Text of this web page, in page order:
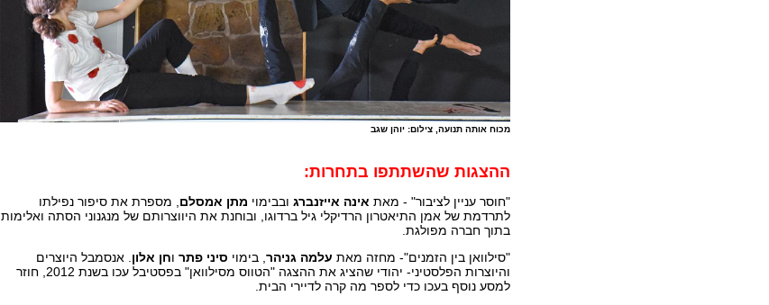
מכוח אותה תנועה, צילום: יוהן שגב
ההצגות שהשתתפו בתחרות:
"חוסר עניין לציבור" - מאת אינה אייזנברג ובבימוי מתן אמסלם , מספרת את סיפור נפילתו
לתרדמת של אמן התיאטרון הרדיקלי גיל ברדוגו, ובוחנת את היווצרותם של מנגנוני הסתה ואלימות
בתוך חברה מפולגת.
"סילוואן בין הזמנים"- מחזה מאת עלמה גניהר , בימוי סיני פתר וחן אלון . אנסמבל היוצרים
והיוצרות הפלסטיני- יהודי שהציג את ההצגה "הטווס מסילוואן" בפסטיבל עכו בשנת 2012, חוזר
למסע נוסף בעכו כדי לספר מה קרה לדיירי הבית.